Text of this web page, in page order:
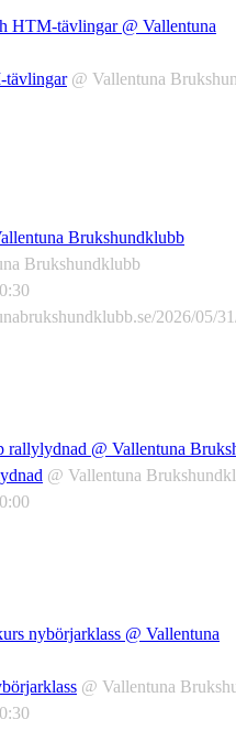
HTM-tävlingar @ Vallentuna
tävlingar @ Vallentuna
Brukshundklubb
Brukshundklubb
2026/05/
rallylydnad @ Vallentuna
@ Vallentuna
nybörjarklass @ Vallentuna
@ Vallentuna